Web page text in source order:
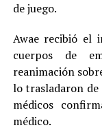
de juego.
Awae recibió el
cuerpos de
reanimación
lo trasladaron de
médicos
médico.